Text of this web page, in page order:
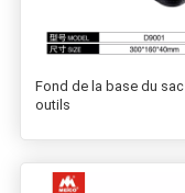
Fond de la base du sac
outils